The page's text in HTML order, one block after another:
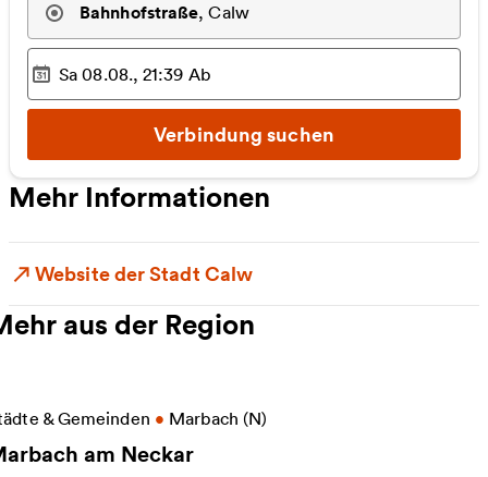
Bahnhofstraße,Calw
Ausgewählter Zeitpunkt
Sa 08.08., 21:39 Ab
Verbindung suchen
Mehr Informationen
Website der Stadt Calw
aus der Region
& Gemeinden • Marbach (N)
am Neckar
Informationen zu Marbach am Neckar